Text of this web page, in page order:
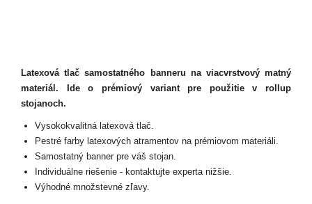
Latexová tlač samostatného banneru na viacvrstvový matný
materiál. Ide o prémiový variant pre použitie v rollup
stojanoch.
Vysokokvalitná latexová tlač.
Pestré farby latexových atramentov na prémiovom materiáli.
Samostatný banner pre váš stojan.
Individuálne riešenie - kontaktujte experta nižšie.
Výhodné množstevné zľavy.